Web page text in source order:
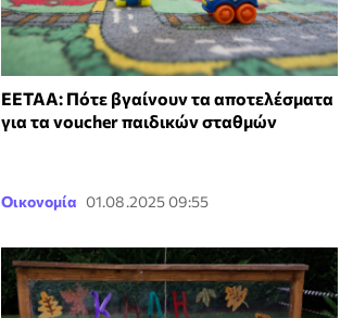
ΕΕΤΑΑ: Πότε βγαίνουν τα αποτελέσματα
για τα voucher παιδικών σταθμών
Οικονομία 01.08.2025 09:55